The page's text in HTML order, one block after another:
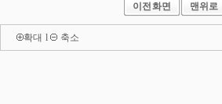
이전화면 맨위로
확대 l 축소